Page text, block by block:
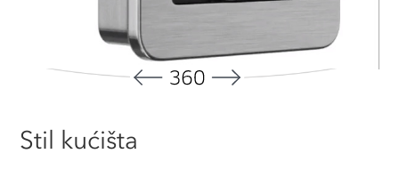
Stil kućišta